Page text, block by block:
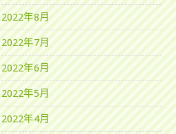
2022年8月
2022年7月
2022年6月
2022年5月
2022年4月